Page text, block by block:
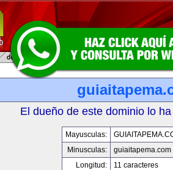
El dueño de este dominio lo
Mayusculas:
Minusculas:
guiaitapema.com
Longitud:
11 caracteres